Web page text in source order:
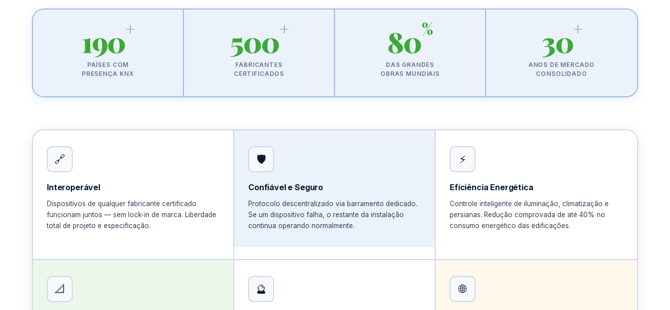
190+
PAÍSES COM
PRESENÇA KNX
500+
FABRICANTES
CERTIFICADOS
80%
DAS GRANDES
OBRAS MUNDIAIS
30+
ANOS DE MERCADO
CONSOLIDADO
🔗
Interoperável
Dispositivos de qualquer fabricante certificado
funcionam juntos — sem lock-in de marca. Liberdade
total de projeto e especificação.
🛡️
Confiável e Seguro
Protocolo descentralizado via barramento dedicado.
Se um dispositivo falha, o restante da instalação
continua operando normalmente.
⚡
Eficiência Energética
Controle inteligente de iluminação, climatização e
persianas. Redução comprovada de até 40% no
consumo energético das edificações.
📐 🔮 🌐